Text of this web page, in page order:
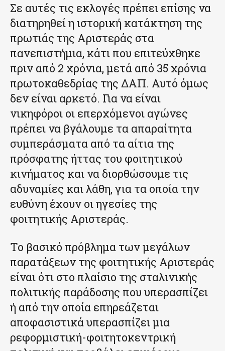
Σε αυτές τις εκλογές πρέπει επίσης να
διατηρηθεί η ιστορική κατάκτηση της
πρωτιάς της Αριστεράς στα
πανεπιστήμια, κάτι που επιτεύχθηκε
πριν από 2 χρόνια, μετά από 35 χρόνια
πρωτοκαθεδρίας της ΔΑΠ. Αυτό όμως
δεν είναι αρκετό. Για να είναι
νικηφόροι οι επερχόμενοι αγώνες
πρέπει να βγάλουμε τα απαραίτητα
συμπεράσματα από τα αίτια της
πρόσφατης ήττας του φοιτητικού
κινήματος και να διορθώσουμε τις
αδυναμίες και λάθη, για τα οποία την
ευθύνη έχουν οι ηγεσίες της
φοιτητικής Αριστεράς.
Το βασικό πρόβλημα των μεγάλων
παρατάξεων της φοιτητικής Αριστεράς
είναι ότι στο πλαίσιο της σταλινικής
πολιτικής παράδοσης που υπερασπίζει
ή από την οποία επηρεάζεται
αποφασιστικά υπερασπίζει μια
ρεφορμιστική-φοιτητοκεντρική